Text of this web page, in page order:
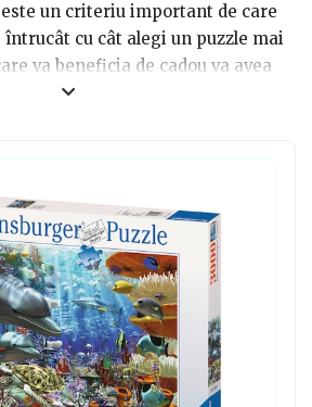
un criteriu important de care
cu cât alegi un puzzle mai
va beneficia de cadou va avea
timp, și mai important, îmbinările
asemănătoare care impun un